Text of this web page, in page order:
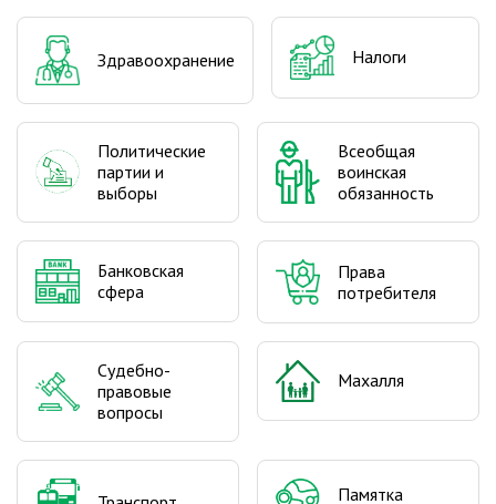
Здравоохранение Налоги
Политические
партии и
выборы
Всеобщая
воинская
обязанность
Банковская
сфера
Права
потребителя
Судебно-
правовые
вопросы
Махалля
Памятка